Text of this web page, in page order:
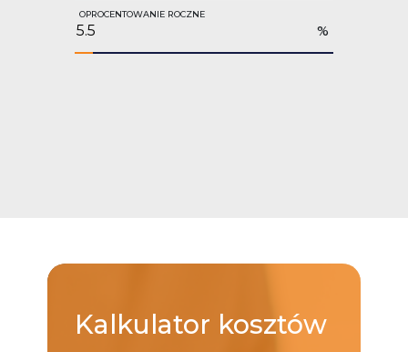
OPROCENTOWANIE ROCZNE
%
Kalkulator kosztów